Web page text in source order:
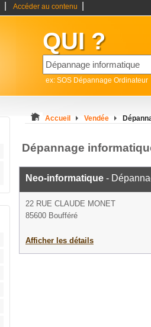
Accéder au contenu
QUI ?
ex: SOS Dépannage Ordinateur
Accueil Vendée
Dépannage
Neo-informatique -
22 RUE CLAUDE MONET
85600 Boufféré
Afficher les détails